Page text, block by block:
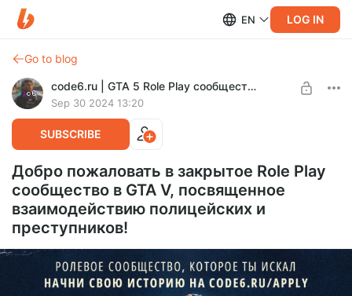
EN LOG IN
Go to blog
code6.ru | GTA 5 Role Play сообщество
Sep 30 2024 13:20
SUBSCRIBE
Добро пожаловать в закрытое Role Play
сообщество в GTA V, посвященное
взаимодействию полицейских и
преступников!